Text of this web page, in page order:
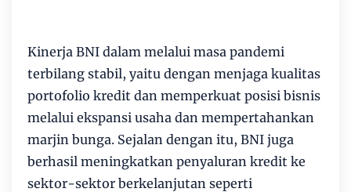
Kinerja BNI dalam melalui masa pandemi
terbilang stabil, yaitu dengan menjaga kualitas
portofolio kredit dan memperkuat posisi bisnis
melalui ekspansi usaha dan mempertahankan
marjin bunga. Sejalan dengan itu, BNI juga
berhasil meningkatkan penyaluran kredit ke
sektor-sektor berkelanjutan seperti